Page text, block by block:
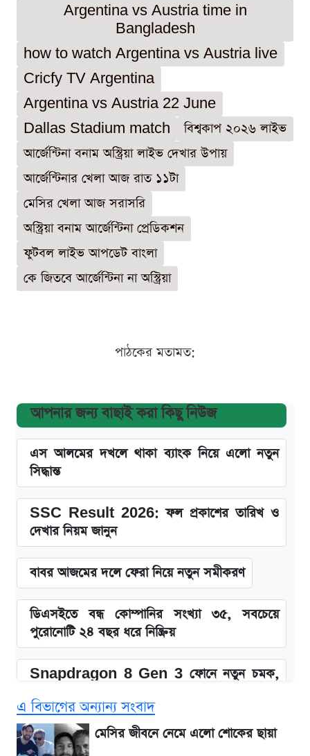
Argentina vs Austria time in
Bangladesh
how to watch Argentina vs Austria live
Cricfy TV Argentina
Argentina vs Austria 22 June
Dallas Stadium match
বিশ্বকাপ ২০২৬ লাইভ
আর্জেন্টিনা বনাম অস্ট্রিয়া লাইভ দেখার উপায়
আর্জেন্টিনার খেলা আজ রাত ১১টা
মেসির খেলা আজ সরাসরি
অস্ট্রিয়া বনাম আর্জেন্টিনা প্রেডিকশন
ফুটবল লাইভ আপডেট বাংলা
কে জিতবে আর্জেন্টিনা না অস্ট্রিয়া
পাঠকের মতামত:
আপনার জন্য বাছাই করা কিছু নিউজ
এস আলমের দখলে থাকা ব্যাংক নিয়ে এলো নতুন
সিদ্ধান্ত
SSC Result 2026: ফল প্রকাশের তারিখ ও
দেখার নিয়ম জানুন
বাবর আজমের দলে ফেরা নিয়ে নতুন সমীকরণ
ডিএসইতে বন্ধ কোম্পানির সংখ্যা ৩৫, সবচেয়ে
পুরোনোটি ২৪ বছর ধরে নিষ্ক্রিয়
Snapdragon 8 Gen 3 ফোনে নতুন চমক,
SSC Result 2026: যে ৩ উপায়ে জানা যাবে
ফল
এ বিভাগের অন্যান্য সংবাদ
মেসির জীবনে নেমে এলো শোকের ছায়া